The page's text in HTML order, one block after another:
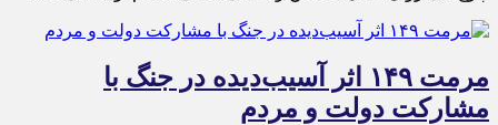
مرمت ۱۴۹ اثر آسیب‌دیده در جنگ با
مشارکت دولت و مردم